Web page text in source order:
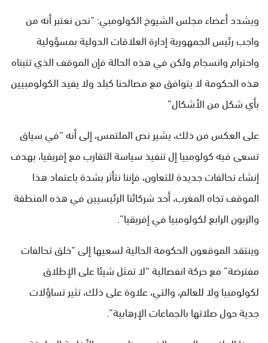
ويشدد أعضاء مجلس الشيوخ الكولومبي: “نحن نعتبر أنه من
واجب رئيس الجمهورية إدارة العلاقات الدولية بمسؤولية
واحترام وانسجام ولكن في هذه الحالة فإن الموقف الذي تتبناه
هذه الحكومة لا يتوافق مع مصالحنا كبلد ولا يفيد الكولومبيين
بأي شكل من الأشكال”
على العكس من ذلك، يشير نص الملتمس، إلى أنه “في سياق
تسعى فيه كولومبيا إل تنفيذ سياسة التقارب مع إفريقيا، بهدف
إنشاء تحالفات جديدة للتعاون، فإننا نتأثر بشدة باعتماد هذا
الموقف تجاه المغرب، أحد شركائنا الرئيسيين في هذه المنطقة
والزبون الرابع لكولومبيا في إفريقيا”.
وينتقد الموقعون الحكومة الحالية لسعيها إلى “خلق تحالفات
مفترضة” مع حركة انفصالية “لا تمثل شيئا على الإطلاق
لكولومبيا ولا للعالم، والتي، علاوة على ذلك، تثير تساؤلات
جدية حول صلاتها بالجماعات الإرهابية”.